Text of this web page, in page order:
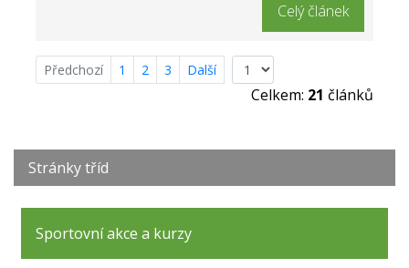
Celý článek
Předchozí 1 2 3 Další
Celkem: 21 článků
Stránky tříd
Sportovní akce a kurzy